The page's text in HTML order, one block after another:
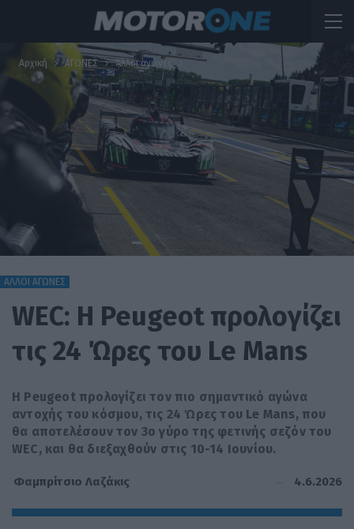
Αρχική ΑΓΩΝΕΣ Άλλοι αγώνες
ΆΛΛΟΙ ΑΓΏΝΕΣ
WEC: Η Peugeot προλογίζει
τις 24 Ώρες του Le Mans
Η Peugeot προλογίζει τον πιο σημαντικό αγώνα
αντοχής του κόσμου, τις 24 Ώρες του Le Mans, που
θα αποτελέσουν τον 3ο γύρο της φετινής σεζόν του
WEC, και θα διεξαχθούν στις 10-14 Ιουνίου.
Φαμπρίτσιο Λαζάκις 4.6.2026